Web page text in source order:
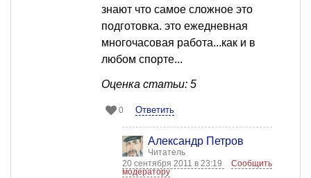
знают что самое сложное это
подготовка. это ежедневная
многочасовая работа...как и в
любом спорте...
Оценка статьи: 5
0 Ответить
Александр Петров
Читатель
20 сентября 2011 в 23:19
Сообщить
модератору